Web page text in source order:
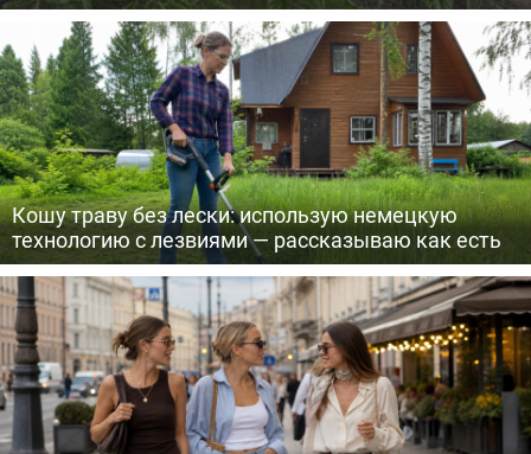
Кошу траву без лески: использую немецкую
технологию с лезвиями — рассказываю как есть